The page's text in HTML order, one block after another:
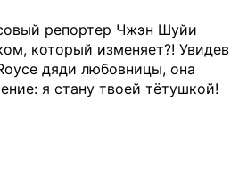
репортер Чжэн Шуйи
который изменяет?! Увидев
дяди любовницы, она
я стану твоей тётушкой!